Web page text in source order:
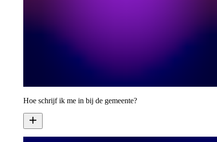
Hoe schrijf ik me in bij de gemeente?